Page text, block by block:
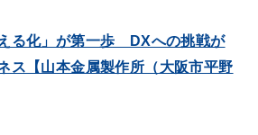
る化」が第一歩 DXへの挑戦が
ス【山本金属製作所（大阪市平野